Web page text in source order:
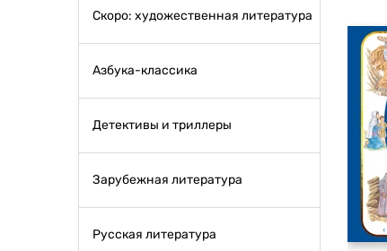
Скоро: художественная литература
Азбука-классика
Детективы и триллеры
Зарубежная литература
Русская литература